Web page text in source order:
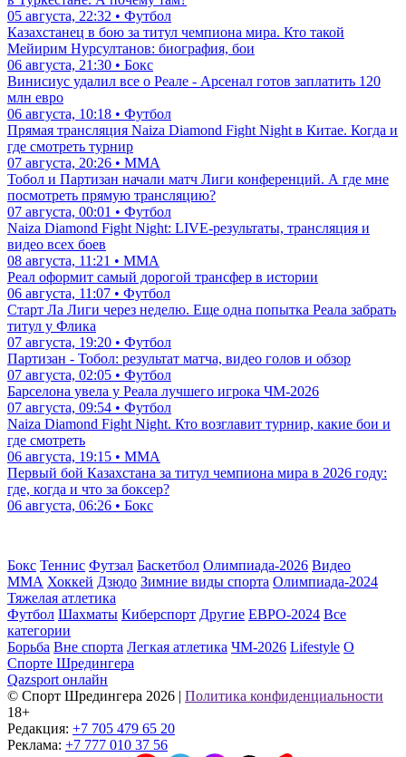
05 августа, 22:32 • Футбол
Казахстанец в бою за титул чемпиона мира. Кто такой
Мейирим Нурсултанов: биография, бои
06 августа, 21:30 • Бокс
Винисиус удалил все о Реале - Арсенал готов заплатить 120
млн евро
06 августа, 10:18 • Футбол
Прямая трансляция Naiza Diamond Fight Night в Китае. Когда и
где смотреть турнир
07 августа, 20:26 • ММА
Тобол и Партизан начали матч Лиги конференций. А где мне
посмотреть прямую трансляцию?
07 августа, 00:01 • Футбол
Naiza Diamond Fight Night: LIVE-результаты, трансляция и
видео всех боев
08 августа, 11:21 • ММА
Реал оформит самый дорогой трансфер в истории
06 августа, 11:07 • Футбол
Старт Ла Лиги через неделю. Еще одна попытка Реала забрать
титул у Флика
07 августа, 19:20 • Футбол
Партизан - Тобол: результат матча, видео голов и обзор
07 августа, 02:05 • Футбол
Барселона увела у Реала лучшего игрока ЧМ-2026
07 августа, 09:54 • Футбол
Naiza Diamond Fight Night. Кто возглавит турнир, какие бои и
где смотреть
06 августа, 19:15 • ММА
Первый бой Казахстана за титул чемпиона мира в 2026 году:
где, когда и что за боксер?
06 августа, 06:26 • Бокс
Бокс Теннис Футзал Баскетбол Олимпиада-2026 Видео
ММА Хоккей Дзюдо Зимние виды спорта Олимпиада-2024
Тяжелая атлетика
Футбол Шахматы Киберспорт Другие ЕВРО-2024 Все
категории
Борьба Вне спорта Легкая атлетика ЧМ-2026 Lifestyle О
Спорте Шредингера
Qazsport онлайн
© Cпорт Шредингера 2026
Политика конфиденциальности
18+
Редакция: +7 705 479 65 20
Реклама: +7 777 010 37 56